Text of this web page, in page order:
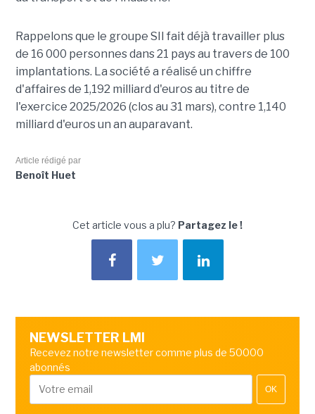
Rappelons que le groupe SII fait déjà travailler plus
de 16 000 personnes dans 21 pays au travers de 100
implantations. La société a réalisé un chiffre
d'affaires de 1,192 milliard d'euros au titre de
l'exercice 2025/2026 (clos au 31 mars), contre 1,140
milliard d'euros un an auparavant.
Article rédigé par
Benoît Huet
Cet article vous a plu? Partagez le !
NEWSLETTER LMI
Recevez notre newsletter comme plus de 50000
abonnés
OK